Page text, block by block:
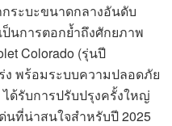
กระบะขนาดกลางอันดับ
ป็นการตอกย้ำถึงศักยภาพ
Colorado (รุ่นปี
ง พร้อมระบบความปลอดภัย
ได้รับการปรับปรุงครั้งใหญ่
นที่น่าสนใจสำหรับปี 2025